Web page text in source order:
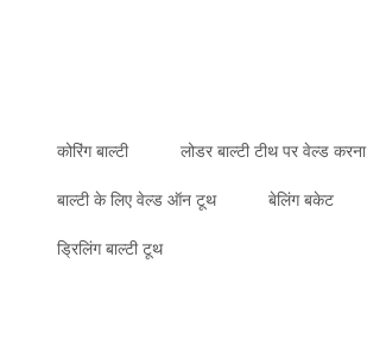
कोरिंग बाल्टी लोडर बाल्टी टीथ पर वेल्ड करना
बाल्टी के लिए वेल्ड ऑन टूथ बेलिंग बकेट
ड्रिलिंग बाल्टी टूथ